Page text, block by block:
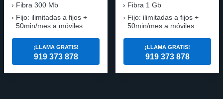
Fibra 300 Mb
Fijo: ilimitadas a fijos +
50min/mes a móviles
¡LLAMA GRATIS!
919 373 878
Fibra 1 Gb
Fijo: ilimitadas a fijos +
50min/mes a móviles
¡LLAMA GRATIS!
919 373 878